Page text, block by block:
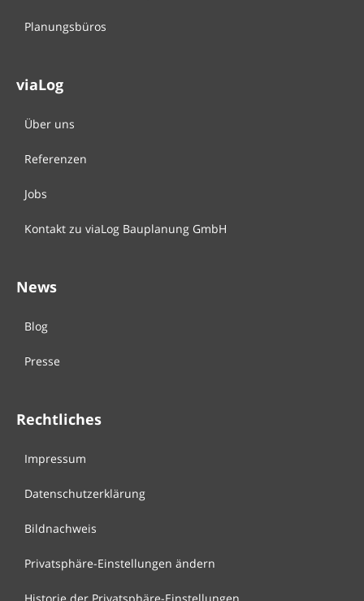
Planungsbüros
viaLog
Über uns
Referenzen
Jobs
Kontakt zu viaLog Bauplanung GmbH
News
Blog
Presse
Rechtliches
Impressum
Datenschutzerklärung
Bildnachweis
Privatsphäre-Einstellungen ändern